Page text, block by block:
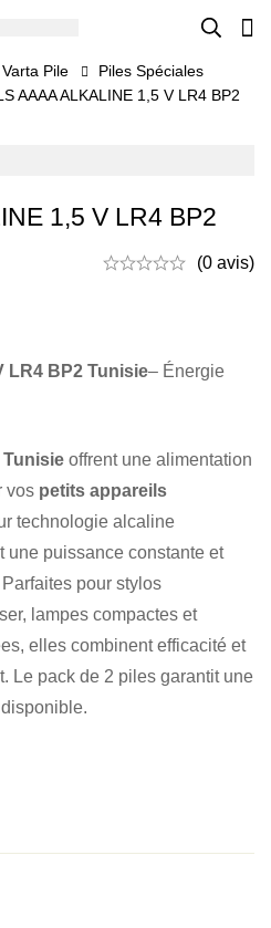
Varta Pile
Piles Spéciales
AAAA ALKALINE 1,5 V LR4 BP2
1,5 V LR4 BP2
(0 avis)
LR4 BP2 Tunisie– Énergie
Tunisie offrent une alimentation
vos petits appareils
technologie alcaline
une puissance constante et
pour stylos
lampes compactes et
elles combinent efficacité et
Le pack de 2 piles garantit une